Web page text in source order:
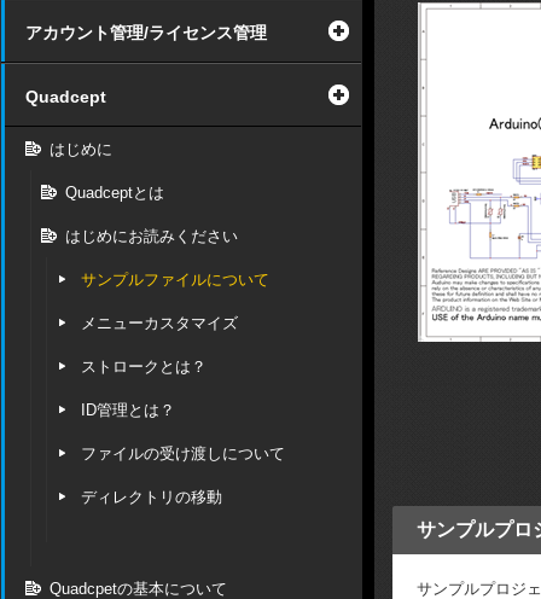
アカウント管理/ライセンス管理
Quadcept
はじめに
Quadceptとは
はじめにお読みください
サンプルファイルについて
メニューカスタマイズ
ストロークとは？
ID管理とは？
ファイルの受け渡しについて
ディレクトリの移動
Quadcpetの基本について
サンプルプロ
サンプルプロジ